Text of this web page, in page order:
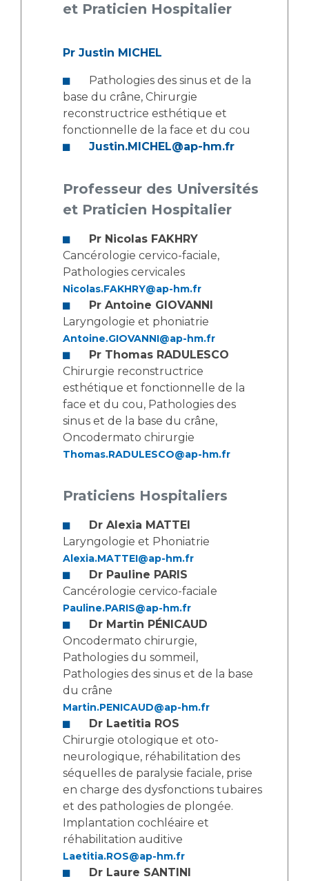
Salon des familles
Vos droits, vos devoirs
Handicap
Handi 13
Pôle Médecine Physique et Réadaptation
Charte Romain Jacob
Mouvement Parcours Handicap 13
Activité physique
Cancer
Médecine nucléaire
Maladies rares
Vos représentants
La Commission Des Usagers (CDU)
Les Comités Locaux des Usagers
Le projet des usagers
Qualité
Nos indicateurs qualité et de sécurité des soins
Protection des données
Sécurité
Les recherches en santé à l’AP-HM
Les structures de recherche
Écoles et Instituts de Formation
Plateforme des internes
Adresser un patient
Réseaux de soins
Adresser un examen au Laboratoire de Biologie
Médicale
Radiologie / Imagerie
Cancérologie
Les pôles d'activité médicale
Anatomie et Cytologie Pathologiques
Adresser un examen au Laboratoire d'Infectiologie
Centres de référence Maladies Rares
Plateforme d'Expertise Maladies Rares
Presse / Multimédia
Dossiers de presse
Fournisseurs
Rôles et missions
Liste des marchés conclus
Documents utiles
et Praticien Hospitalier
Pr Justin MICHEL
base du crâne, Chirurgie
reconstructrice esthétique et
fonctionnelle de la face et du cou
Justin.MICHEL@ap-hm.fr
Professeur des Universités
et Praticien Hospitalier
Pr Nicolas FAKHRY
Cancérologie cervico-faciale,
Pathologies cervicales
Nicolas.FAKHRY@ap-hm.fr
Pr Antoine GIOVANNI
Laryngologie et phoniatrie
Antoine.GIOVANNI@ap-hm.fr
Pr Thomas RADULESCO
Chirurgie reconstructrice
esthétique et fonctionnelle de la
face et du cou, Pathologies des
sinus et de la base du crâne,
Oncodermato chirurgie
Thomas.RADULESCO@ap-hm.fr
Praticiens Hospitaliers
Dr Alexia MATTEI
Laryngologie et Phoniatrie
Alexia.MATTEI@ap-hm.fr
Dr Pauline PARIS
Cancérologie cervico-faciale
Pauline.PARIS@ap-hm.fr
Dr Martin PÉNICAUD
Oncodermato chirurgie,
Pathologies du sommeil,
Pathologies des sinus et de la base
du crâne
Martin.PENICAUD@ap-hm.fr
Dr Laetitia ROS
Chirurgie otologique et oto-
neurologique, réhabilitation des
séquelles de paralysie faciale, prise
en charge des dysfonctions tubaires
et des pathologies de plongée.
Implantation cochléaire et
réhabilitation auditive
Laetitia.ROS@ap-hm.fr
Dr Laure SANTINI